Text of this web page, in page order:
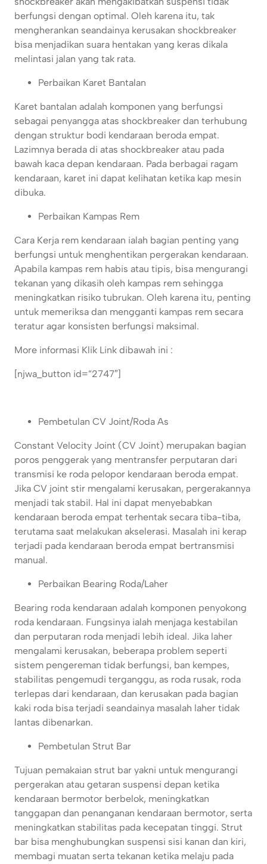
berfungsi dengan optimal. Oleh karena itu, tak
mengherankan seandainya kerusakan shockbreaker
bisa menjadikan suara hentakan yang keras dikala
melintasi jalan yang tak rata.
Perbaikan Karet Bantalan
Karet bantalan adalah komponen yang berfungsi
sebagai penyangga atas shockbreaker dan terhubung
dengan struktur bodi kendaraan beroda empat.
Lazimnya berada di atas shockbreaker atau pada
bawah kaca depan kendaraan. Pada berbagai ragam
kendaraan, karet ini dapat kelihatan ketika kap mesin
dibuka.
Perbaikan Kampas Rem
Cara Kerja rem kendaraan ialah bagian penting yang
berfungsi untuk menghentikan pergerakan kendaraan.
Apabila kampas rem habis atau tipis, bisa mengurangi
tekanan yang dikasih oleh kampas rem sehingga
meningkatkan risiko tubrukan. Oleh karena itu, penting
untuk memeriksa dan mengganti kampas rem secara
teratur agar konsisten berfungsi maksimal.
More informasi Klik Link dibawah ini :
[njwa_button id=”2747″]
Pembetulan CV Joint/Roda As
Constant Velocity Joint (CV Joint) merupakan bagian
poros penggerak yang mentransfer perputaran dari
transmisi ke roda pelopor kendaraan beroda empat.
Jika CV joint stir mengalami kerusakan, pergerakannya
menjadi tak stabil. Hal ini dapat menyebabkan
kendaraan beroda empat terhentak secara tiba-tiba,
terutama saat melakukan akselerasi. Masalah ini kerap
terjadi pada kendaraan beroda empat bertransmisi
manual.
Perbaikan Bearing Roda/Laher
Bearing roda kendaraan adalah komponen penyokong
roda kendaraan. Fungsinya ialah menjaga kestabilan
dan perputaran roda menjadi lebih ideal. Jika laher
mengalami kerusakan, beberapa problem seperti
sistem pengereman tidak berfungsi, ban kempes,
stabilitas pengemudi terganggu, as roda rusak, roda
terlepas dari kendaraan, dan kerusakan pada bagian
kaki roda bisa terjadi seandainya masalah laher tidak
lantas dibenarkan.
Pembetulan Strut Bar
Tujuan pemakaian strut bar yakni untuk mengurangi
pergerakan atau getaran suspensi depan ketika
kendaraan bermotor berbelok, meningkatkan
tanggapan dan penanganan kendaraan bermotor, serta
meningkatkan stabilitas pada kecepatan tinggi. Strut
bar bisa menghubungkan suspensi sisi kanan dan kiri,
membagi muatan serta tekanan ketika melaju pada